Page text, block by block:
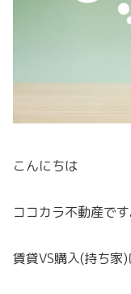
こんにちは
ココカラ不動産です
賃貸VS購入(持ち家